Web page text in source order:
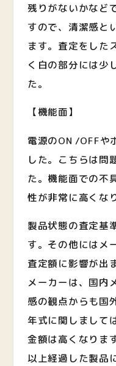
残りがないかなど
すので、清潔感と
ます。査定をした
く白の部分には少
た。
【機能面】
電源のON /OFFや
した。こちらは問
た。機能面での不
性が非常に高くな
製品状態の査定基
す。その他にはメ
査定額に影響が出
メーカーは、国内
感の観点からも国
年式に関しまして
金額は高くなりま
以上経過した製品